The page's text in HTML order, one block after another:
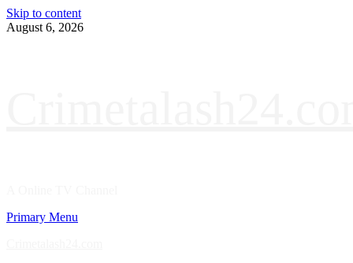
Skip to content
August 6, 2026
Primary Menu